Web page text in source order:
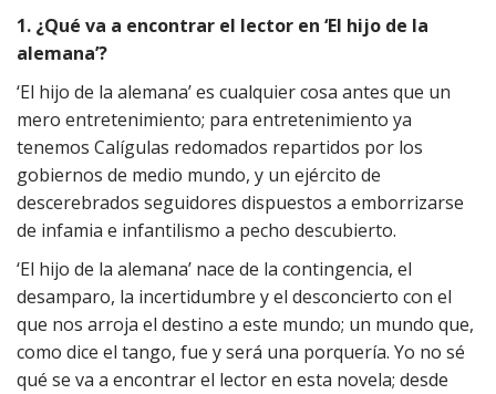
1. ¿Qué va a encontrar el lector en ‘El hijo de la
alemana’?
‘El hijo de la alemana’ es cualquier cosa antes que un
mero entretenimiento; para entretenimiento ya
tenemos Calígulas redomados repartidos por los
gobiernos de medio mundo, y un ejército de
descerebrados seguidores dispuestos a emborrizarse
de infamia e infantilismo a pecho descubierto.
‘El hijo de la alemana’ nace de la contingencia, el
desamparo, la incertidumbre y el desconcierto con el
que nos arroja el destino a este mundo; un mundo que,
como dice el tango, fue y será una porquería. Yo no sé
qué se va a encontrar el lector en esta novela; desde